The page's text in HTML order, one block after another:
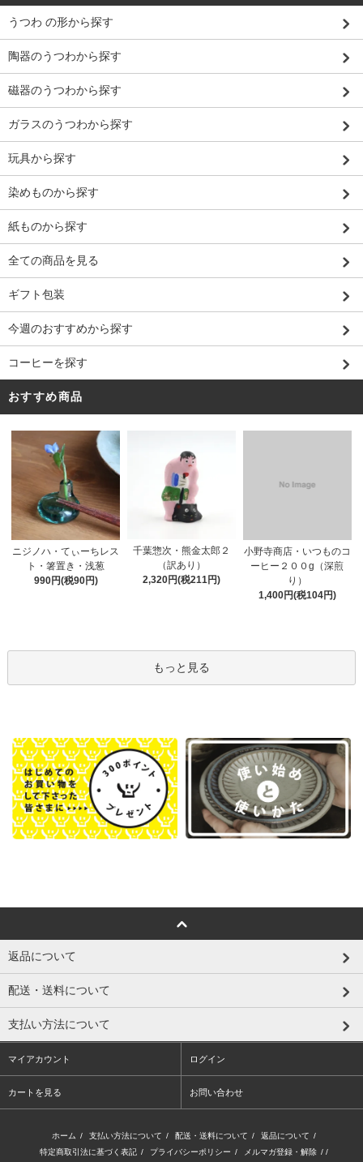
うつわ の形から探す
陶器のうつわから探す
磁器のうつわから探す
ガラスのうつわから探す
玩具から探す
染めものから探す
紙ものから探す
全ての商品を見る
ギフト包装
今週のおすすめから探す
コーヒーを探す
おすすめ商品
ニジノハ・てぃーちレス
ト・箸置き・浅葱
990円(税90円)
千葉惣次・熊金太郎２
（訳あり）
2,320円(税211円)
小野寺商店・いつものコ
ーヒー２００g（深煎
り）
1,400円(税104円)
もっと見る
返品について
配送・送料について
支払い方法について
マイアカウント ログイン
カートを見る お問い合わせ
ホーム / 支払い方法について / 配送・送料について / 返品について /
特定商取引法に基づく表記 / プライバシーポリシー / メルマガ登録・解除 / /